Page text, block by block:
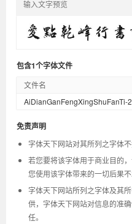
包含1个字体文件
文件名
AiDianGanFengXingShuFanTi-
免责声明
字体天下网站对其所列之字体
若您要将该字体用于商业目的
您使用该字体带来的一切后果不
字体天下网站所列之字体及其
供，字体天下网站对信息的准
任。